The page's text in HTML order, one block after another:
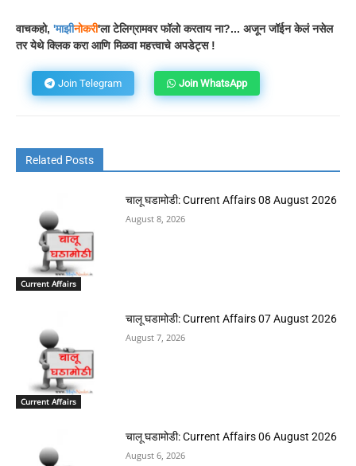
वाचकहो, 'माझीनोकरी'ला टेलिग्रामवर फॉलो करताय ना?... अजून जॉईन केलं नसेल
तर येथे क्लिक करा आणि मिळवा महत्त्वाचे अपडेट्स !
Join Telegram Join WhatsApp
Related Posts
Current Affairs
चालू घडामोडी: Current Affairs 08 August 2026
August 8, 2026
Current Affairs
चालू घडामोडी: Current Affairs 07 August 2026
August 7, 2026
चालू घडामोडी: Current Affairs 06 August 2026
August 6, 2026